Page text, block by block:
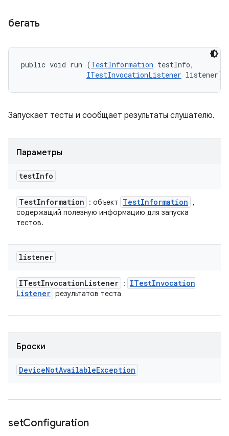
бегать
public void run (TestInformation testInfo,
ITestInvocationListener listener)
Запускает тесты и сообщает результаты слушателю.
Параметры
testInfo
TestInformation : объект TestInformation
,
содержащий полезную информацию для запуска
тестов.
listener
ITestInvocationListener : ITestInvocation
Listener результатов теста
Броски
DeviceNotAvailableException
setConfiguration